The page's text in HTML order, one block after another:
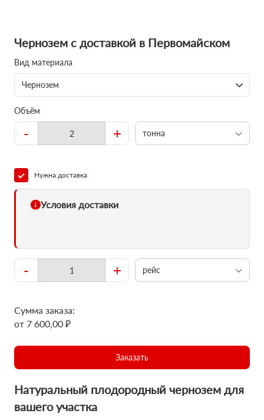
Чернозем с доставкой в Первомайском
Вид материала
Чернозем
Объём
- + тонна
Нужна доставка
Условия доставки
- + рейс
Сумма заказа:
от 7 600,00 ₽
Заказать
Натуральный плодородный чернозем для
вашего участка